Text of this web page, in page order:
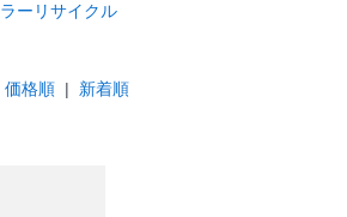
ラーリサイクル
価格順 | 新着順